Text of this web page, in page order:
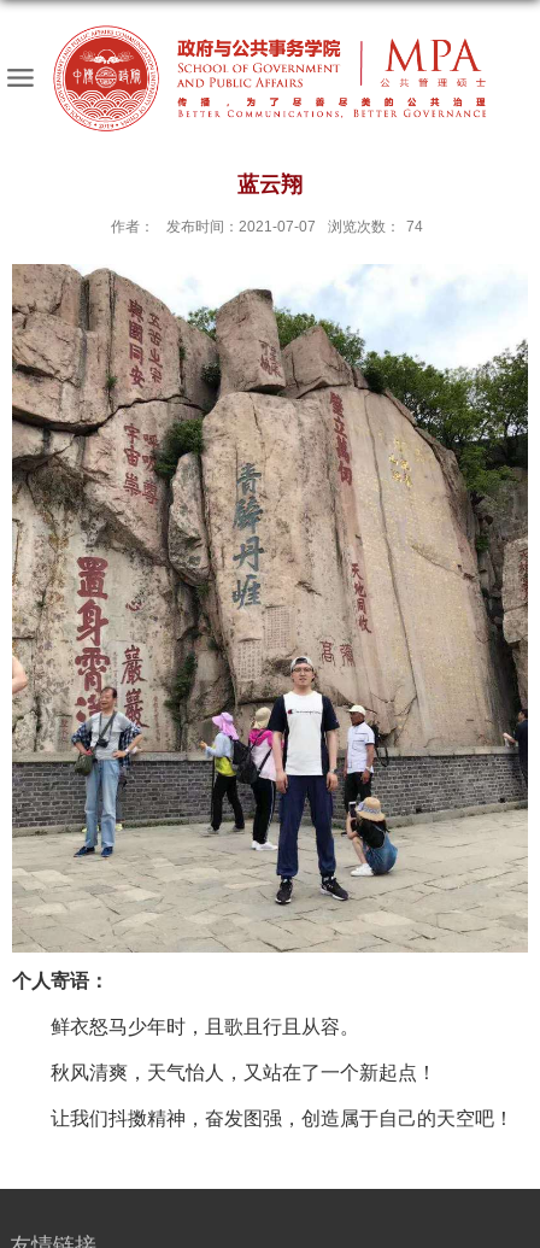
蓝云翔
作者： 发布时间：2021-07-07 浏览次数： 74
个人寄语：
鲜衣怒马少年时，且歌且行且从容。
秋风清爽，天气怡人，又站在了一个新起点！
让我们抖擞精神，奋发图强，创造属于自己的天空吧！